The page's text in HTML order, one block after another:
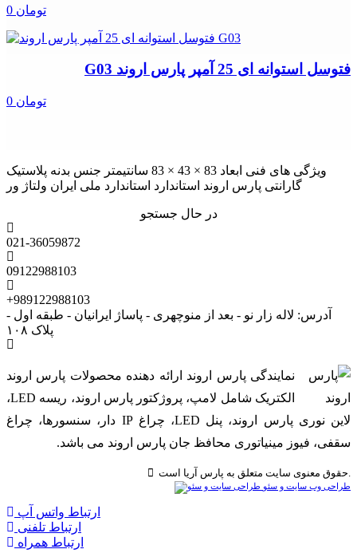
0 تومان
فتوسل استوانه ای 25 آمپر پارس اروند G03
0 تومان
ویژگی های فنی ابعاد 83 × 43 × 83 سانتیمتر جنس بدنه پلاستیک
گارانتی پارس اروند استاندارد استاندارد ملی ایران ولتاژ ور
در حال جستجو
021-36059872
09122988103
+989122988103
آدرس: لاله زار نو - بعد از منوچهری - پاساژ ایرانیان - طبقه اول -
پلاک ۱۰۸
نمایندگی پارس اروند ارائه دهنده محصولات پارس اروند
الکتریک شامل لامپ، پروژکتور پارس اروند، ریسه LED،
لاین نوری پارس اروند، پنل LED، چراغ IP دار، سنسورها، چراغ
سقفی، فیوز مینیاتوری محافظ جان پارس اروند می باشد.
طراحی وب سایت و سئو
ارتباط واتس آپ
ارتباط تلفنی
ارتباط همراه